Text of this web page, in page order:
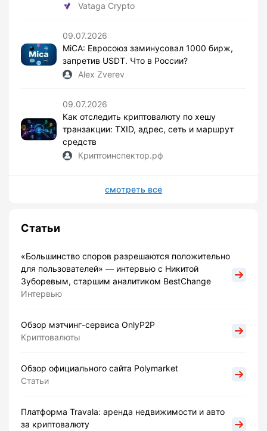
Vataga Crypto
09.07.2026
MiCA: Евросоюз заминусовал 1000 бирж,
запретив USDT. Что в России?
Alex Zverev
09.07.2026
Как отследить криптовалюту по хешу
транзакции: TXID, адрес, сеть и маршрут
средств
Криптоинспектор.рф
смотреть все
Статьи
«Большинство споров разрешаются положительно
для пользователей» — интервью с Никитой
Зуборевым, старшим аналитиком BestChange
Интервью
Обзор мэтчинг-сервиса OnlyP2P
Криптовалюты
Обзор официального сайта Polymarket
Статьи
Платформа Travala: аренда недвижимости и авто
за криптовалюту